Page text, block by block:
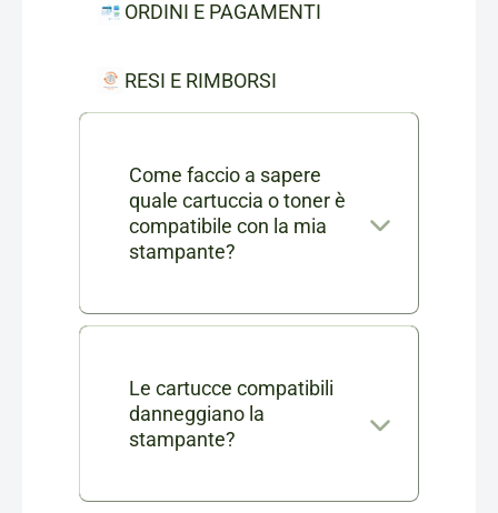
ORDINI E PAGAMENTI
RESI E RIMBORSI
Come faccio a sapere
quale cartuccia o toner è
compatibile con la mia
stampante?
Nella scheda di ogni prodotto
completo dei modelli di
stampanti compatibili. Se ti
contattarci in chat o via mail a
Le cartucce compatibili
danneggiano la
stampante?
No, le nostre cartucce